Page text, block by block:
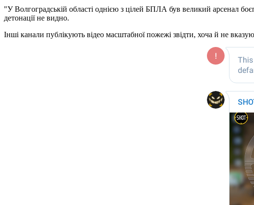
"У Волгоградській області однією з цілей БПЛА був великий арсенал
детонації не видно.
Інші канали публікують відео масштабної пожежі звідти, хоча й не